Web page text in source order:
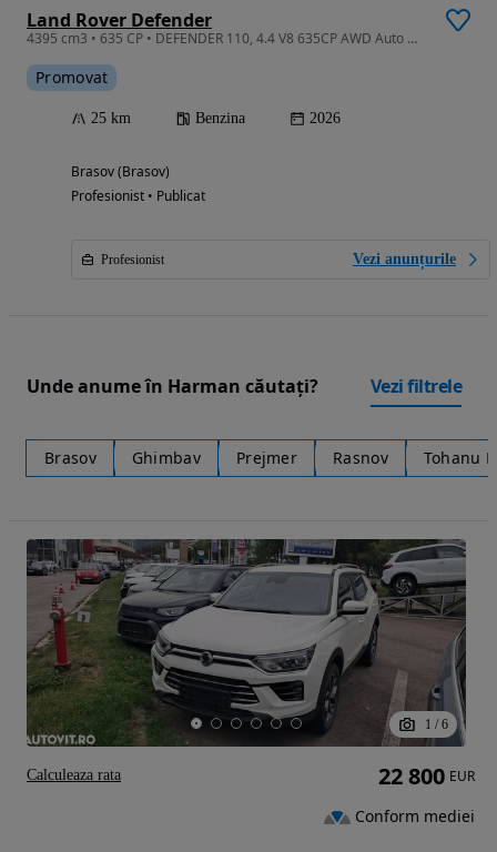
Land Rover Defender
4395 cm3 • 635 CP • DEFENDER 110, 4.4 V8 635CP AWD Auto MHEV, OCTA
Promovat
25 km Benzina 2026
Brasov (Brasov)
Profesionist • Publicat
Profesionist Vezi anunțurile
Unde anume în Harman căutați? Vezi filtrele
Brasov Ghimbav Prejmer Rasnov Tohanu
1 / 6
22 800 EUR
Conform mediei
Calculeaza rata